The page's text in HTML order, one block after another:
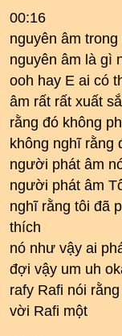
00:16
nguyên âm
nguyên âm là gì
ooh hay E ai có
âm rất rất xuất
rằng đó không
không nghĩ rằng
người phát âm
người phát âm
nghĩ rằng tôi đã
thích
nó như vậy ai
đợi vậy um uh
rafy Rafi nói
vời Rafi một